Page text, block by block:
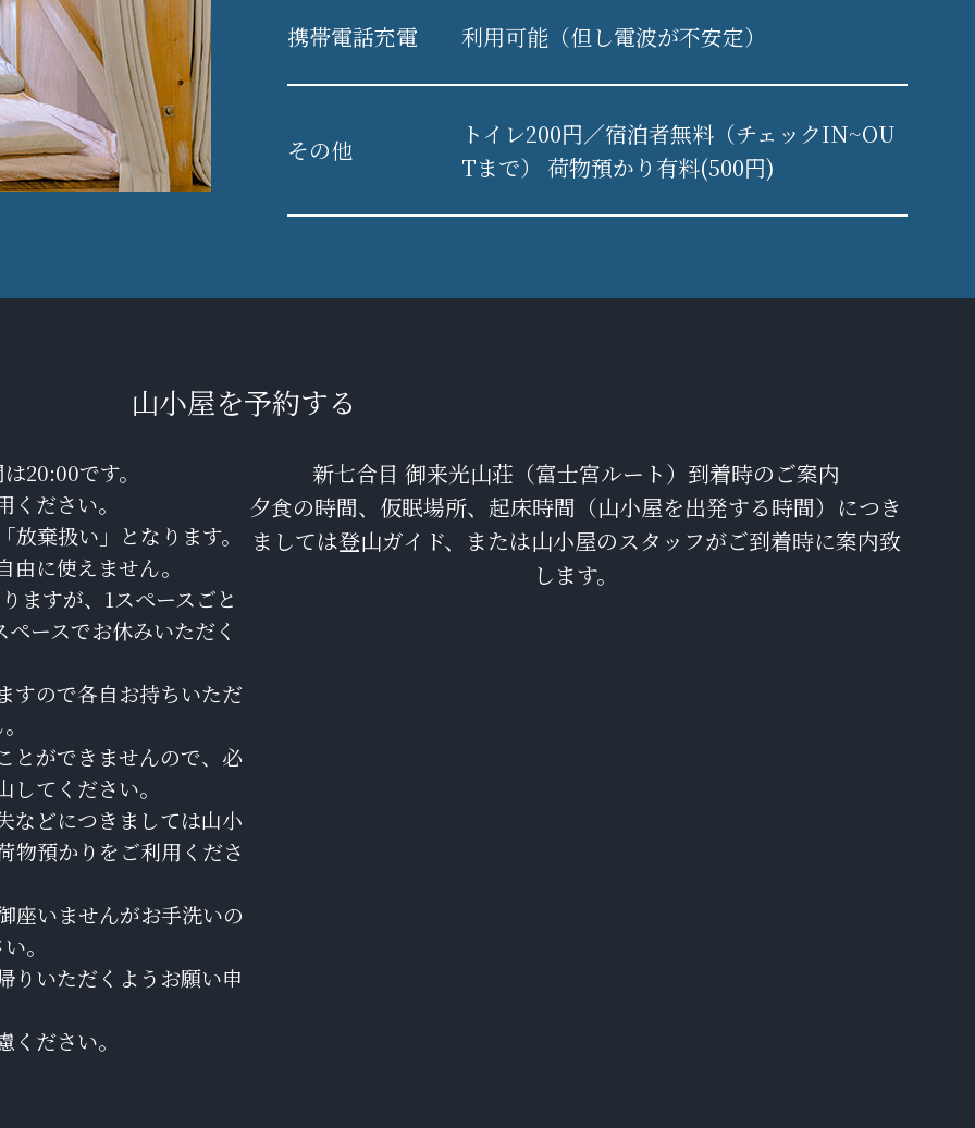
携帯電話充電 利用可能（但し電波が不安定）
その他
トイレ200円／宿泊者無料（チェックIN~OU
Tまで） 荷物預かり有料(500円)
山小屋を予約する
20:00です。
ださい。
棄扱い」となります。
に使えません。
ますが、1スペースごと
ースでお休みいただく
すので各自お持ちいただ
とができませんので、必
てください。
などにつきましては山小
物預かりをご利用くださ
座いませんがお手洗いの
。
りいただくようお願い申
ださい。
新七合目 御来光山荘（富士宮ルート）到着時のご案内
夕食の時間、仮眠場所、起床時間（山小屋を出発する時間）につき
ましては登山ガイド、または山小屋のスタッフがご到着時に案内致
します。